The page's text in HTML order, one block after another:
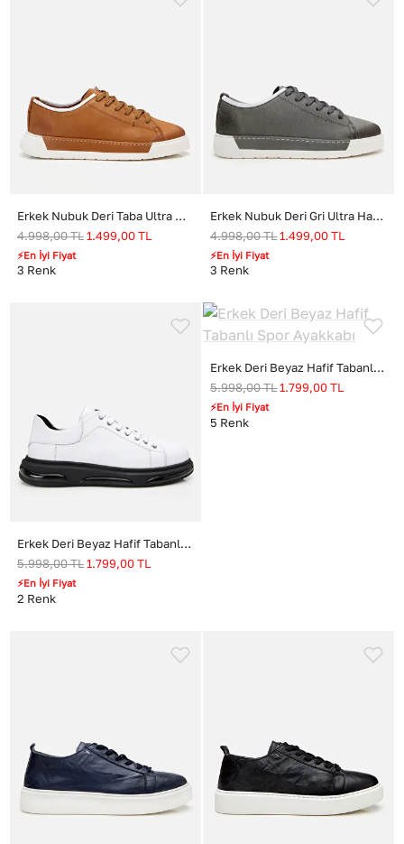
Erkek Nubuk Deri Taba Ultra Hafif Tabanlı Günlük Ayakkabı
4.998,00TL 1.499,00 TL
⚡En İyi Fiyat
3 Renk
Erkek Nubuk Deri Gri Ultra Hafif Tabanlı Günlük Ayakkabı
4.998,00TL1.499,00 TL
⚡En İyi Fiyat
3 Renk
Erkek Deri Beyaz Hafif Tabanlı Spor Ayakkabı
5.998,00TL 1.799,00 TL
⚡En İyi Fiyat
2 Renk
Erkek Deri Beyaz Hafif Tabanlı Spor Ayakkabı
5.998,00TL1.799,00 TL
⚡En İyi Fiyat
5 Renk